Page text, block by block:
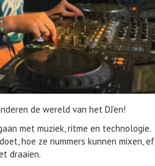
de wereld van het DJ’en!
met muziek, ritme en technologie.
hoe ze nummers kunnen mixen,
draaien.